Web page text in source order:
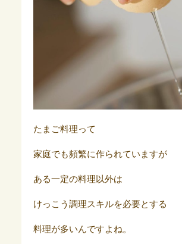
たまご料理って
家庭でも頻繁に作られていますが
ある一定の料理以外は
けっこう調理スキルを必要とする
料理が多いんですよね。